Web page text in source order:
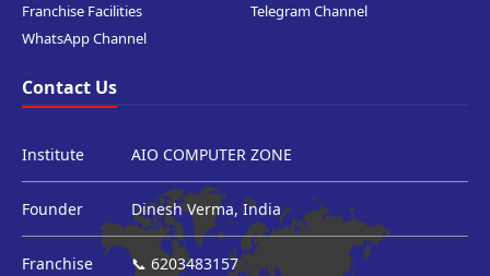
Franchise Facilities
Telegram Channel
WhatsApp Channel
Contact Us
Institute AIO COMPUTER ZONE
Founder Dinesh Verma, India
Franchise
📞 6203483157